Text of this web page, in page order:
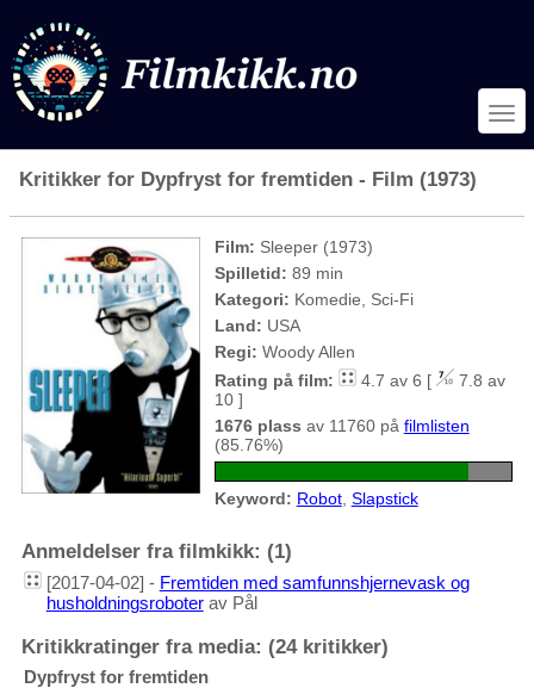
Kritikker for Dypfryst for fremtiden - Film (1973)
Film: Sleeper (1973)
Spilletid: 89 min
Kategori: Komedie, Sci-Fi
Land: USA
Regi: Woody Allen
Rating på film:
4.7 av 6 [
7.8 av
10 ]
1676 plass av 11760 på filmlisten
(85.76%)
Keyword: Robot, Slapstick
Anmeldelser fra filmkikk: (1)
[2017-04-02] - Fremtiden med samfunnshjernevask og
husholdningsroboterav Pål
Kritikkratinger fra media: (24 kritikker)
Dypfryst for fremtiden